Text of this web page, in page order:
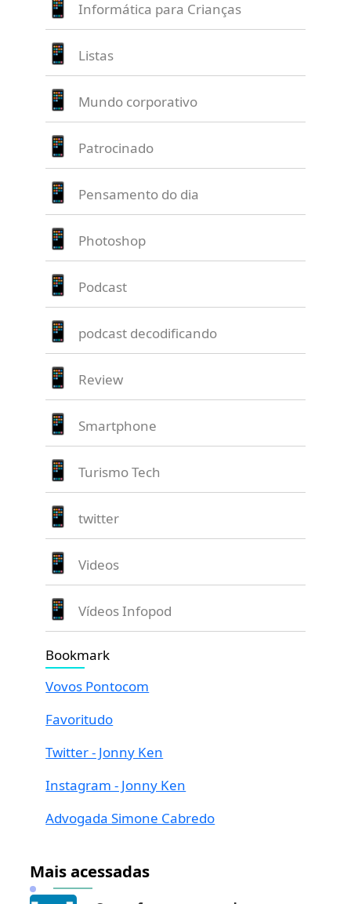
Informática para Crianças
Listas
Mundo corporativo
Patrocinado
Pensamento do dia
Photoshop
Podcast
podcast decodificando
Review
Smartphone
Turismo Tech
twitter
Videos
Vídeos Infopod
Bookmark
Vovos Pontocom
Favoritudo
Twitter - Jonny Ken
Instagram - Jonny Ken
Advogada Simone Cabredo
Mais acessadas